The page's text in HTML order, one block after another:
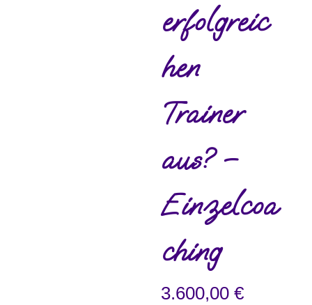
erfolgreic
hen
Trainer
aus? –
Einzelcoa
ching
3.600,00€